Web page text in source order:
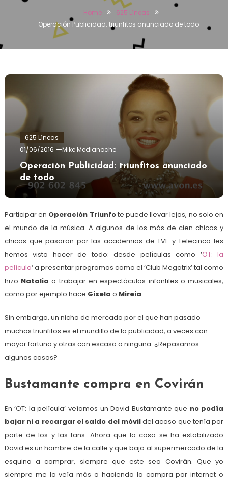
Home
625 Líneas
Operación Publicidad: triunfitos anunciado de todo
625 Líneas
01/06/2016
Mike Medianoche
Operación Publicidad: triunfitos anunciado
de todo
Participar en Operación Triunfote puede llevar lejos, no solo en
el mundo de la música. A algunos de los más de cien chicos y
chicas que pasaron por las academias de TVE y Telecinco les
hemos visto hacer de todo: desde películas como ‘OT: la
película‘ a presentar programas como el ‘Club Megatrix’ tal como
hizo Natalia o trabajar en espectáculos infantiles o musicales,
como por ejemplo hace Gisela o Mireia.
Sin embargo, un nicho de mercado por el que han pasado
muchos triunfitos es el mundillo de la publicidad, a veces con
mayor fortuna y otras con escasa o ninguna. ¿Repasamos
algunos casos?
Bustamante compra en Covirán
En ‘OT: la película’ veíamos un David Bustamante que no podía
bajar ni a recargar el saldo del móvildel acoso que tenía por
parte de los y las fans. Ahora que la cosa se ha estabilizado
David es un hombre de la calle y que baja al supermercado de la
esquina a comprar, siempre que este sea Covirán. Que yo
siempre me lo veía más o haciendo la compra por internet o